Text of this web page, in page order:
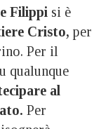
Filippi si è
Cristo, per
Per il
qualunque
al
Per